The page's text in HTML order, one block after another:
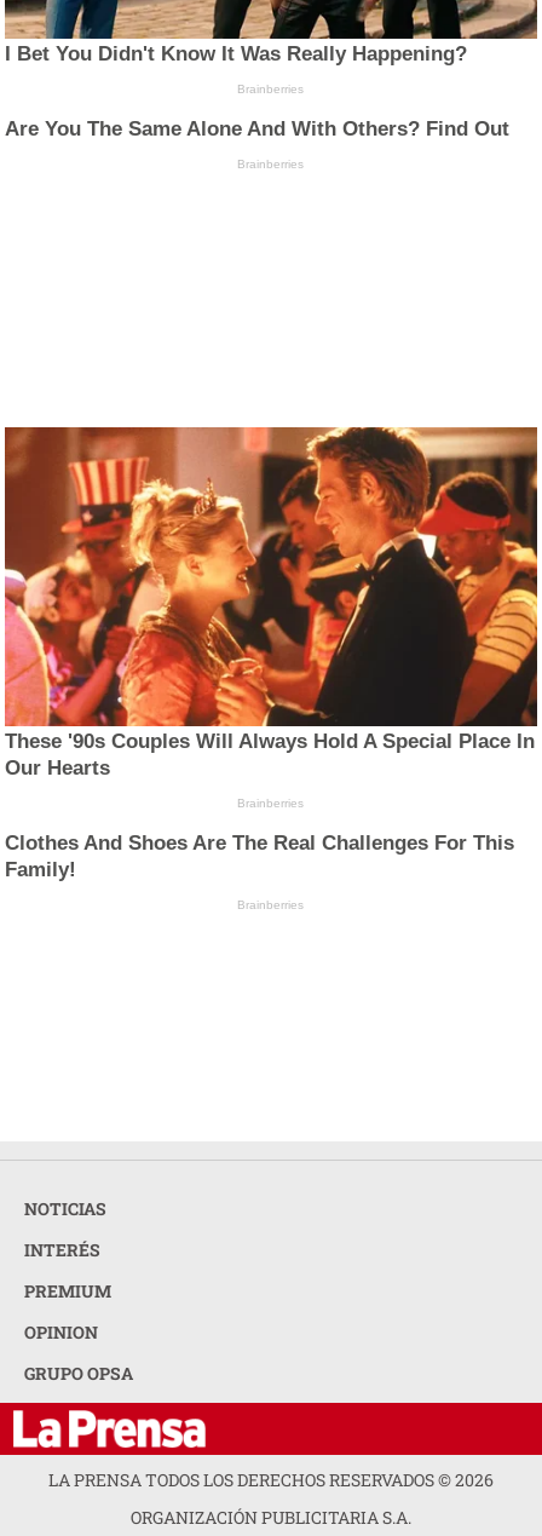
I Bet You Didn't Know It Was Really Happening?
Brainberries
Are You The Same Alone And With Others? Find Out
Brainberries
These '90s Couples Will Always Hold A Special Place In
Our Hearts
Brainberries
Clothes And Shoes Are The Real Challenges For This
Family!
Brainberries
NOTICIAS
INTERÉS
PREMIUM
OPINION
GRUPO OPSA
LA PRENSA TODOS LOS DERECHOS RESERVADOS ©2026
ORGANIZACIÓN PUBLICITARIA S.A.